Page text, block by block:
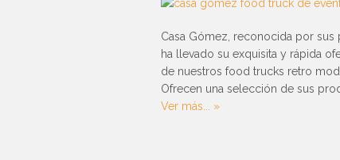
Casa Gómez, reconocida por
ha llevado su exquisita y rápida
de nuestros food trucks retro
Ofrecen una selección de sus
Ver más... »